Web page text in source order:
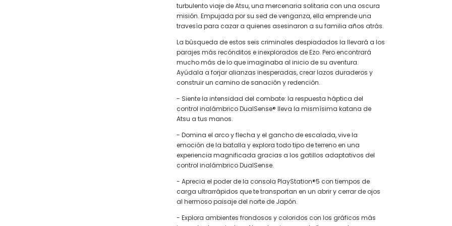
turbulento viaje de Atsu, una mercenaria solitaria con una oscura
misión. Empujada por su sed de venganza, ella emprende una
travesía para cazar a quienes asesinaron a su familia años atrás.
La búsqueda de estos seis criminales despiadados la llevará a los
parajes más recónditos e inexplorados de Ezo. Pero encontrará
mucho más de lo que imaginaba al inicio de su aventura.
Ayúdala a forjar alianzas inesperadas, crear lazos duraderos y
construir un camino de sanación y redención.
- Siente la intensidad del combate: la respuesta háptica del
control inalámbrico DualSense® lleva la mismísima katana de
Atsu a tus manos.
- Domina el arco y flecha y el gancho de escalada, vive la
emoción de la batalla y explora todo tipo de terreno en una
experiencia magnificada gracias a los gatillos adaptativos del
control inalámbrico DualSense.
- Aprecia el poder de la consola PlayStation®5 con tiempos de
carga ultrarrápidos que te transportan en un abrir y cerrar de ojos
al hermoso paisaje del norte de Japón.
- Explora ambientes frondosos y coloridos con los gráficos más